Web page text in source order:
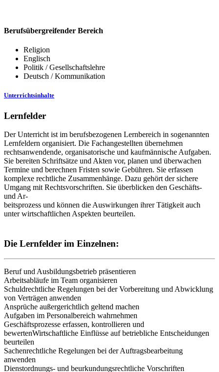
Berufsübergreifender Bereich
Religion
Englisch
Politik / Gesellschaftslehre
Deutsch / Kommunikation
Unterrichtsinhalte
Lernfelder
Der Unterricht ist im berufsbezogenen Lernbereich in sogenannten
Lernfeldern organisiert. Die Fachangestellten übernehmen
rechtsanwendende, organisatorische und kaufmännische Aufgaben.
Sie bereiten Schriftsätze und Akten vor, planen und überwachen
Termine und berechnen Fristen sowie Gebühren. Sie erfassen
komplexe rechtliche Zusammenhänge. Dazu gehört der sichere
Umgang mit Rechtsvorschriften. Sie überblicken den Geschäfts-
und Ar-
beitsprozess und können die Auswirkungen ihrer Tätigkeit auch
unter wirtschaftlichen Aspekten beurteilen.
Die Lernfelder im Einzelnen:
Beruf und Ausbildungsbetrieb präsentieren
Arbeitsabläufe im Team organisieren
Schuldrechtliche Regelungen bei der Vorbereitung und Abwicklung
von Verträgen anwenden
Ansprüche außergerichtlich geltend machen
Aufgaben im Personalbereich wahrnehmen
Geschäftsprozesse erfassen, kontrollieren und
bewertenWirtschaftliche Einflüsse auf betriebliche Entscheidungen
beurteilen
Sachenrechtliche Regelungen bei der Auftragsbearbeitung
anwenden
Dienstordnungs- und beurkundungsrechtliche Vorschriften